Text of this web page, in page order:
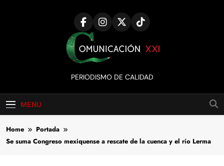
Comunicación
XXI
PERIODISMO DE CALIDAD
MENU
Home
Portada
Se suma Congreso mexiquense a rescate de la cuenca y el río Lerma